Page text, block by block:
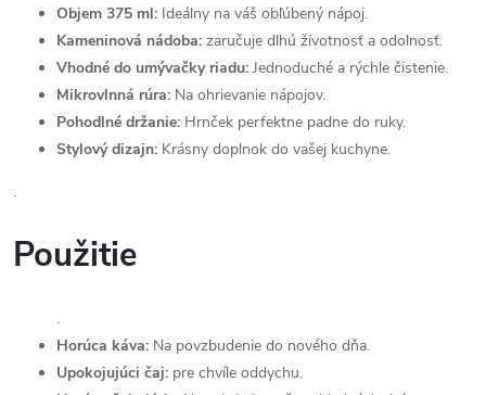
Objem 375 ml: Ideálny na váš obľúbený nápoj.
Kameninová nádoba: zaručuje dlhú životnosť a odolnosť.
Vhodné do umývačky riadu: Jednoduché a rýchle čistenie.
Mikrovlnná rúra: Na ohrievanie nápojov.
Pohodlné držanie: Hrnček perfektne padne do ruky.
Stylový dizajn: Krásny doplnok do vašej kuchyne.
.
Použitie
.
Horúca káva: Na povzbudenie do nového dňa.
Upokojujúci čaj: pre chvíle oddychu.